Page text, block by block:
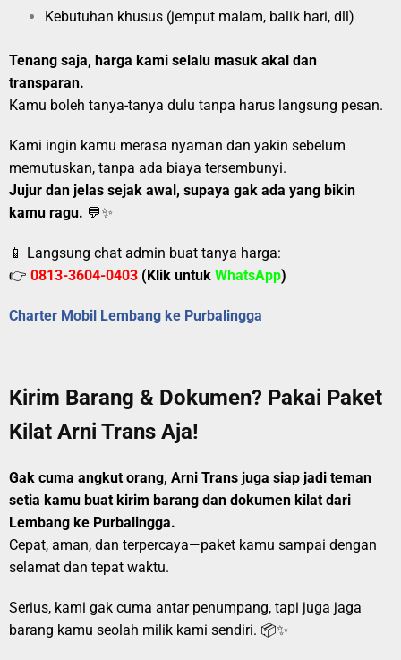
Kebutuhan khusus (jemput malam, balik hari, dll)
Tenang saja, harga kami selalu masuk akal dan
transparan.
Kamu boleh tanya-tanya dulu tanpa harus langsung pesan.
Kami ingin kamu merasa nyaman dan yakin sebelum
memutuskan, tanpa ada biaya tersembunyi.
Jujur dan jelas sejak awal, supaya gak ada yang bikin
kamu ragu. 💬✨
📱 Langsung chat admin buat tanya harga:
👉 0813-3604-0403 (Klik untuk WhatsApp)
Charter Mobil Lembang ke Purbalingga
Kirim Barang & Dokumen? Pakai Paket
Kilat Arni Trans Aja!
Gak cuma angkut orang, Arni Trans juga siap jadi teman
setia kamu buat kirim barang dan dokumen kilat dari
Lembang ke Purbalingga.
Cepat, aman, dan terpercaya—paket kamu sampai dengan
selamat dan tepat waktu.
Serius, kami gak cuma antar penumpang, tapi juga jaga
barang kamu seolah milik kami sendiri. 📦✨